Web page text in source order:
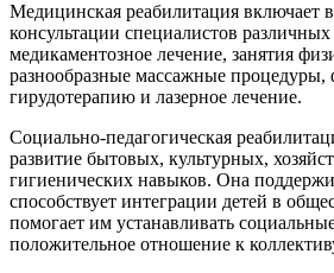
Медицинская реабилитация включает
консультации специалистов различных
медикаментозное лечение, занятия
разнообразные массажные процедуры,
гирудотерапию и лазерное лечение.
Социально-педагогическая
развитие бытовых, культурных,
гигиенических навыков. Она
способствует интеграции детей в
помогает им устанавливать
положительное отношение к